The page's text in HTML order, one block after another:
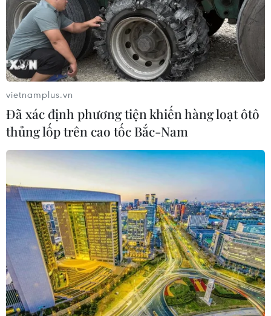
Quách Thị Lan: Niềm hy vọng cuối cùng
của thể thao Việt Nam ở Olympic
02/08/2021 04:51
Dù chỉ có cơ hội mong manh giành huy chương, song
Quách Thị Lan là niềm hy vọng cuối cùng có thể cứu vớt
thể thao Việt Nam khỏi một kỳ Thế vận hội thất bại toàn
vietnamplus.vn
Đã xác định phương tiện khiến hàng loạt ôtô
thủng lốp trên cao tốc Bắc-Nam